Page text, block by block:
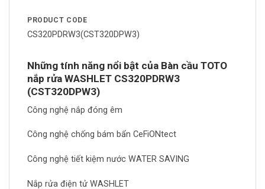
PRODUCT CODE
CS320PDRW3(CST320DPW3)
Những tính năng nổi bật của Bàn cầu TOTO
nắp rửa WASHLET CS320PDRW3
(CST320DPW3)
Công nghệ nắp đóng êm
Công nghệ chống bám bẩn CeFiONtect
Công nghệ tiết kiệm nước WATER SAVING
Nắp rửa điện tử WASHLET